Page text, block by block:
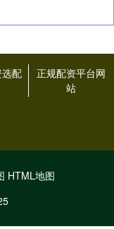
配
正规配资平台网
站
HTML地图